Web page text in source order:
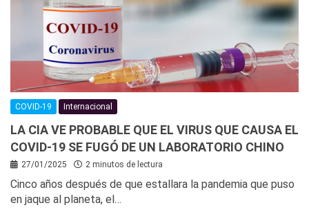
COVID-19 Internacional
LA CIA VE PROBABLE QUE EL VIRUS QUE CAUSA EL
COVID-19 SE FUGÓ DE UN LABORATORIO CHINO
27/01/2025 2 minutos de lectura
Cinco años después de que estallara la pandemia que puso
en jaque al planeta, el…